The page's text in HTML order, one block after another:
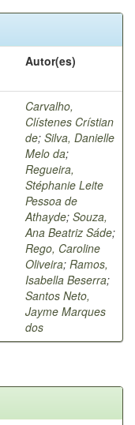
Autor(es)
Carvalho,
Clístenes Crístian
de; Silva, Danielle
Melo da;
Regueira,
Stéphanie Leite
Pessoa de
Athayde; Souza,
Ana Beatriz Sáde;
Rego, Caroline
Oliveira; Ramos,
Isabella Beserra;
Santos Neto,
Jayme Marques
dos